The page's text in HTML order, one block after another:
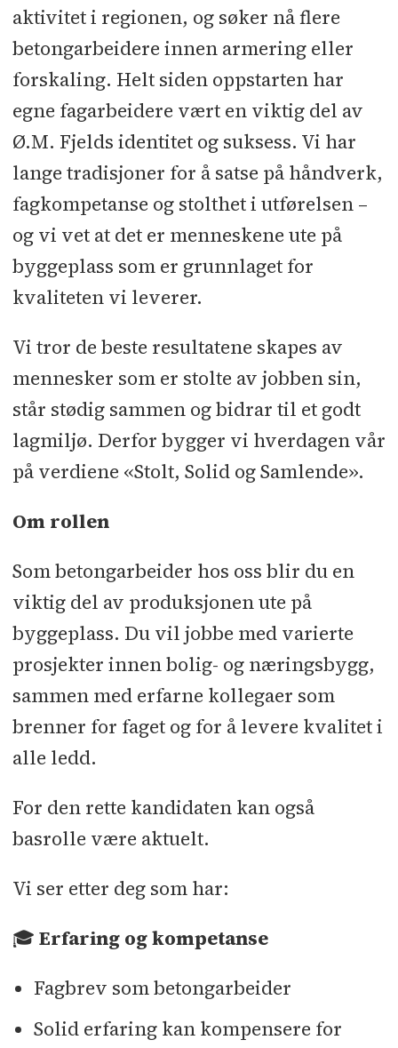
aktivitet i regionen, og søker nå flere
betongarbeidere innen armering eller
forskaling. Helt siden oppstarten har
egne fagarbeidere vært en viktig del av
Ø.M. Fjelds identitet og suksess. Vi har
lange tradisjoner for å satse på håndverk,
fagkompetanse og stolthet i utførelsen –
og vi vet at det er menneskene ute på
byggeplass som er grunnlaget for
kvaliteten vi leverer.
Vi tror de beste resultatene skapes av
mennesker som er stolte av jobben sin,
står stødig sammen og bidrar til et godt
lagmiljø. Derfor bygger vi hverdagen vår
på verdiene «Stolt, Solid og Samlende».
Om rollen
Som betongarbeider hos oss blir du en
viktig del av produksjonen ute på
byggeplass. Du vil jobbe med varierte
prosjekter innen bolig- og næringsbygg,
sammen med erfarne kollegaer som
brenner for faget og for å levere kvalitet i
alle ledd.
For den rette kandidaten kan også
basrolle være aktuelt.
Vi ser etter deg som har:
🎓 Erfaring og kompetanse
Fagbrev som betongarbeider
Solid erfaring kan kompensere for